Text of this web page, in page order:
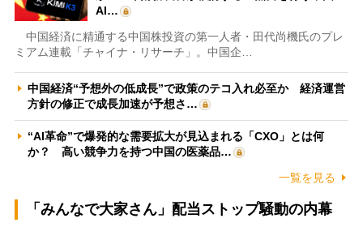
AI…
中国経済に精通する中国株投資の第一人者・田代尚機氏のプレ
ミアム連載「チャイナ・リサーチ」。中国企…
中国経済“予想外の低成長”で政策のテコ入れ必至か 経済運営
方針の修正で成長加速が予想さ…
“AI革命”で爆発的な需要拡大が見込まれる「CXO」とは何
か？ 高い競争力を持つ中国の医薬品…
一覧を見る
「みんなで大家さん」配当ストップ騒動の内幕